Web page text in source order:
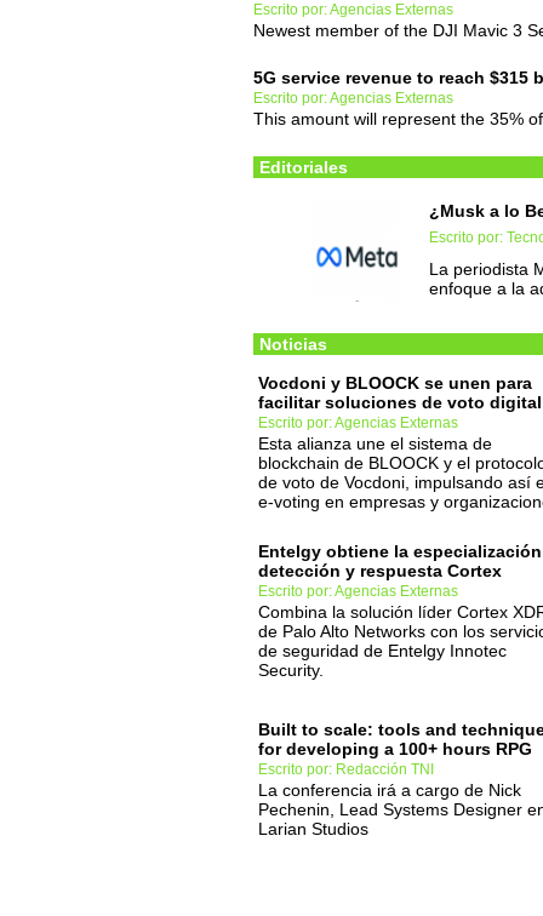
Escrito por: Agencias Externas
Newest member of the DJI Mavic 3
5G service revenue to reach $315
Escrito por: Agencias Externas
This amount will represent the 35%
Editoriales
¿Musk a lo
Escrito por:
La periodista
enfoque a la
Noticias
Vocdoni y BLOOCK se unen para
facilitar soluciones de voto digital
Escrito por: Agencias Externas
Esta alianza une el sistema de
blockchain de BLOOCK y el
de voto de Vocdoni, impulsando así
e-voting en empresas y
Entelgy obtiene la
detección y respuesta Cortex
Escrito por: Agencias Externas
Combina la solución líder Cortex
de Palo Alto Networks con los
de seguridad de Entelgy Innotec
Security.
Built to scale: tools and
for developing a 100+ hours RPG
Escrito por: Redacción TNI
La conferencia irá a cargo de Nick
Pechenin, Lead Systems Designer
Larian Studios